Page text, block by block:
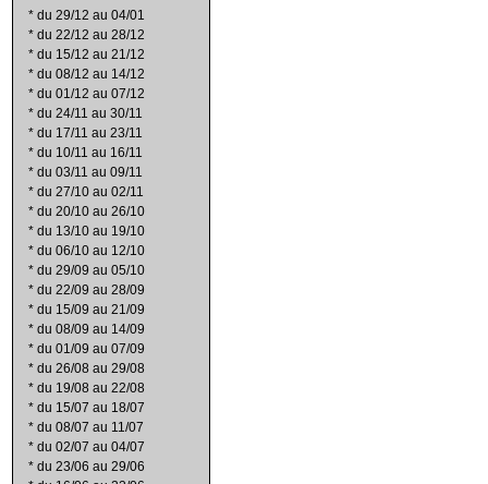
* du 29/12 au 04/01
* du 22/12 au 28/12
* du 15/12 au 21/12
* du 08/12 au 14/12
* du 01/12 au 07/12
* du 24/11 au 30/11
* du 17/11 au 23/11
* du 10/11 au 16/11
* du 03/11 au 09/11
* du 27/10 au 02/11
* du 20/10 au 26/10
* du 13/10 au 19/10
* du 06/10 au 12/10
* du 29/09 au 05/10
* du 22/09 au 28/09
* du 15/09 au 21/09
* du 08/09 au 14/09
* du 01/09 au 07/09
* du 26/08 au 29/08
* du 19/08 au 22/08
* du 15/07 au 18/07
* du 08/07 au 11/07
* du 02/07 au 04/07
* du 23/06 au 29/06